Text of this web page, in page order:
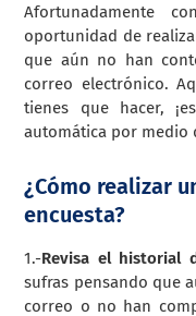
Afortunadamente
oportunidad de
que aún no han
correo electrónico.
tienes que hacer,
automática por medio
¿Cómo realizar
encuesta?
1.-Revisa el historial
sufras pensando que
correo o no han